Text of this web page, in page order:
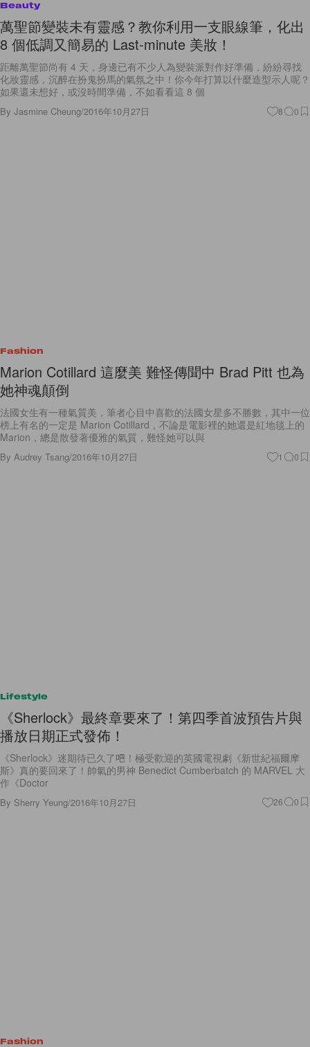
Beauty
萬聖節變裝未有靈感？教你利用一支眼線筆，化出
8 個低調又簡易的 Last-minute 美妝！
距離萬聖節尚有 4 天，身邊已有不少人為變裝派對作好準備，紛紛尋找
化妝靈感，沉醉在扮鬼扮馬的氣氛之中！你今年打算以什麼造型示人呢？
如果還未想好，或沒時間準備，不如看看這 8 個
By Jasmine Cheung/2016年10月27日 8 0
Fashion
Marion Cotillard 這麼美 難怪傳聞中 Brad Pitt 也為
她神魂顛倒
法國女生有一種氣質美，筆者心目中喜歡的法國女星多不勝數，其中一位
榜上有名的一定是 Marion Cotillard，不論是電影裡的她還是紅地毯上的
Marion，總是散發著優雅的氣質，難怪她可以與
By Audrey Tsang/2016年10月27日 1 0
Lifestyle
《Sherlock》最終章要來了！第四季首波預告片與
播放日期正式發佈！
《Sherlock》迷期待已久了吧！極受歡迎的英國電視劇《新世紀福爾摩
斯》真的要回來了！帥氣的男神 Benedict Cumberbatch 的 MARVEL 大
作《Doctor
By Sherry Yeung/2016年10月27日 26 0
Fashion